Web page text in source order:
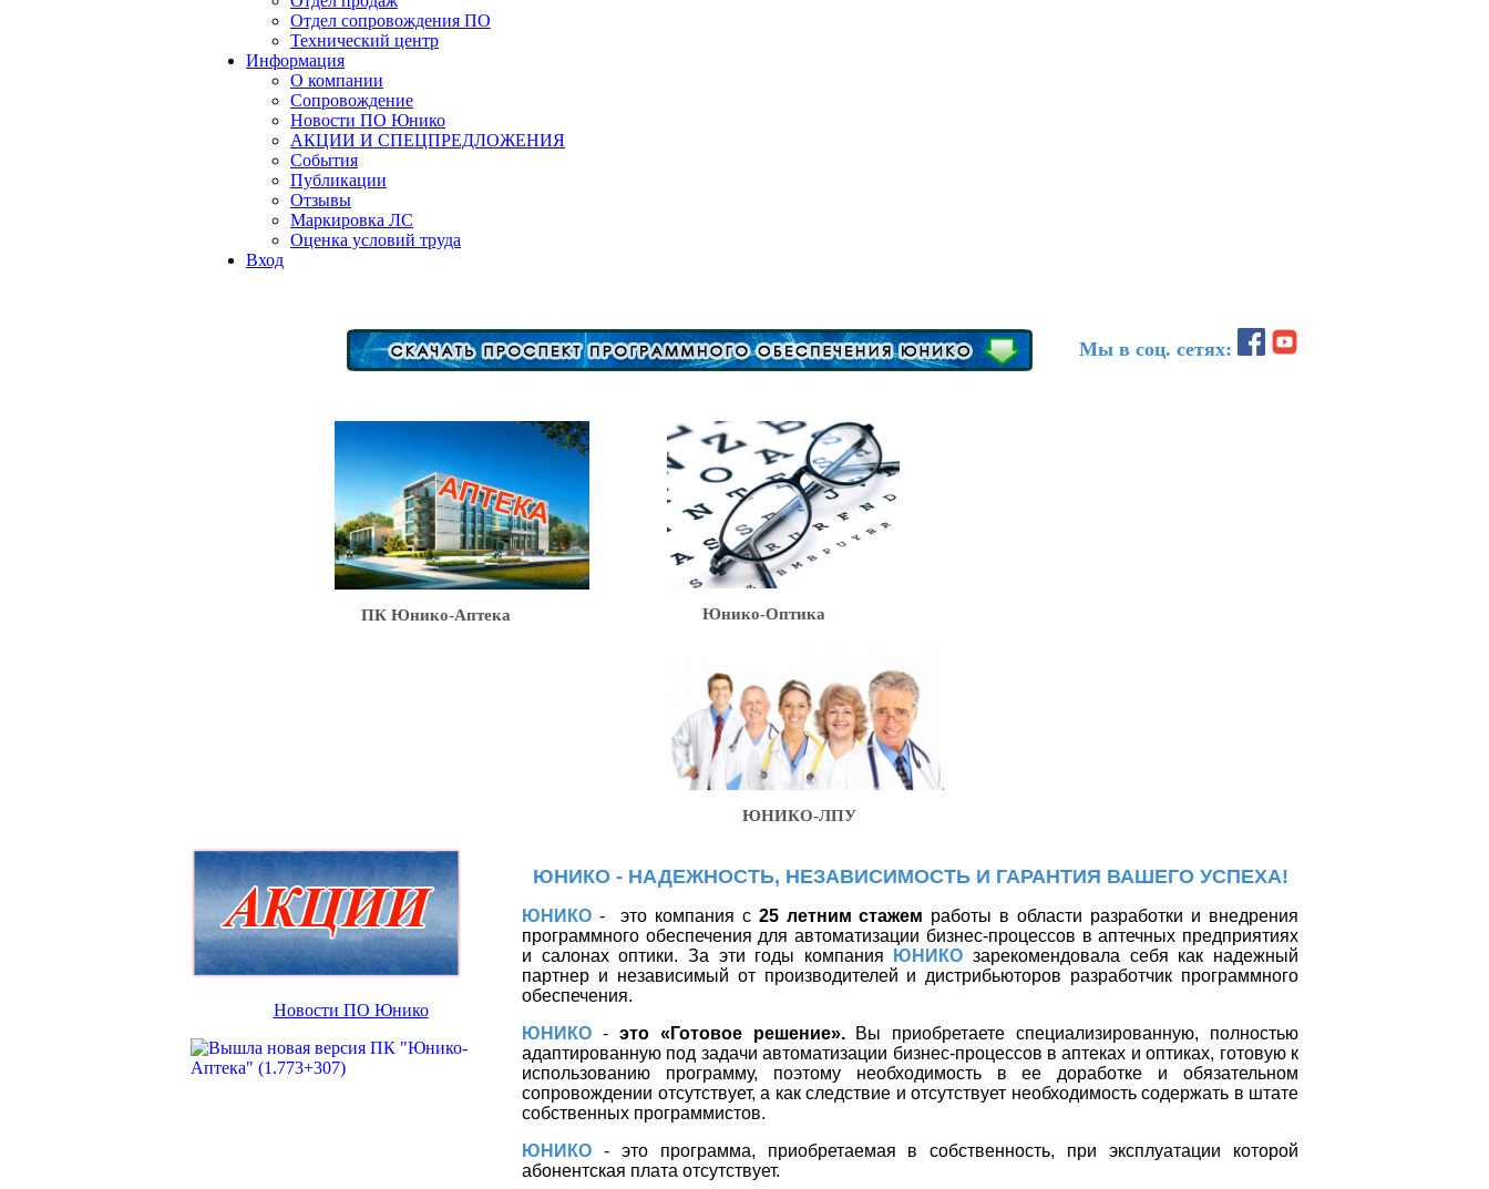
Отдел сопровождения ПО
Технический центр
Информация
О компании
Сопровождение
Новости ПО Юнико
АКЦИИ И СПЕЦПРЕДЛОЖЕНИЯ
События
Публикации
Отзывы
Маркировка ЛС
Оценка условий труда
Вход
Мы в соц. сетях:
ПК Юнико-Аптека Юнико-Оптика
ЮНИКО-ЛПУ
Новости ПО Юнико
ЮНИКО - НАДЕЖНОСТЬ, НЕЗАВИСИМОСТЬ И ГАРАНТИЯ ВАШЕГО УСПЕХА!
ЮНИКО - это компания с 25 летним стажем работы в области разработки и внедрения
программного обеспечения для автоматизации бизнес-процессов в аптечных предприятиях
и салонах оптики. За эти годы компания
ЮНИКО зарекомендовала себя как надежный
партнер и независимый от производителей и дистрибьюторов разработчик программного
обеспечения.
ЮНИКО - это «Готовое решение». Вы приобретаете специализированную, полностью
адаптированную под задачи автоматизации бизнес-процессов в аптеках и оптиках, готовую к
использованию программу, поэтому необходимость в ее доработке и обязательном
сопровождении отсутствует, а как следствие и отсутствует необходимость содержать в штате
собственных программистов.
ЮНИКО - это программа, приобретаемая в собственность, при эксплуатации которой
абонентская плата отсутствует.